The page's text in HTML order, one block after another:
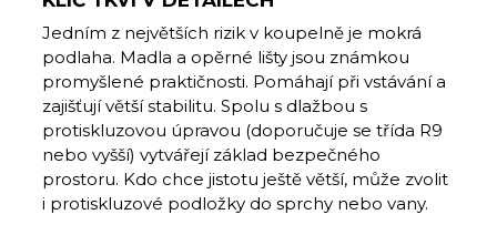
Jedním z největších rizik v koupelně je mokrá
podlaha. Madla a opěrné lišty jsou známkou
promyšlené praktičnosti. Pomáhají při vstávání a
zajišťují větší stabilitu. Spolu s dlažbou s
protiskluzovou úpravou (doporučuje se třída R9
nebo vyšší) vytvářejí základ bezpečného
prostoru. Kdo chce jistotu ještě větší, může zvolit
i protiskluzové podložky do sprchy nebo vany.